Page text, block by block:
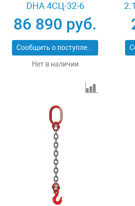
DHA 4СЦ-32-6
86 890 руб.
Сообщить о поступлении
Нет в наличии